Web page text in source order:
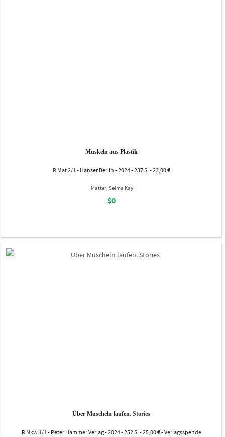
Muskeln aus Plastik
R Mat 2/1 - Hanser Berlin - 2024 - 237 S. - 23,00 €
Matter, Selma Kay
$0
Über Muscheln laufen. Stories
R Nkw 1/1 - Peter Hammer Verlag - 2024 - 252 S. - 25,00 € - Verlagsspende